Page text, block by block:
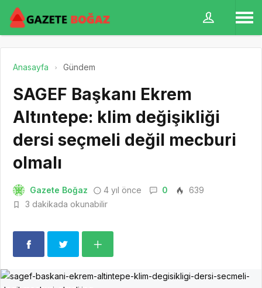
Anasayfa Gündem
SAGEF Başkanı Ekrem
Altıntepe: klim değişikliği
dersi seçmeli değil mecburi
olmalı
Gazete Boğaz 4 yıl önce 0
639
3 dakikada okunabilir